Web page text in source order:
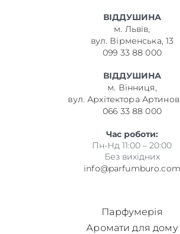
ВІДДУШИНА
м. Львів,
вул. Вірменська, 13
099 33 88 000
ВІДДУШИНА
м. Вінниця,
вул. Архітектора
066 33 88 000
Час роботи:
Пн-Нд 11:00 – 20:00
Без вихідних
info@parfumburo.com
Парфумерія
Аромати для дому